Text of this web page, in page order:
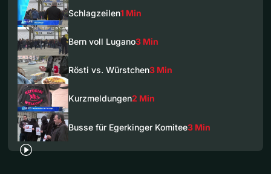
Schlagzeilen1 Min
Bern voll Lugano3 Min
Rösti vs. Würstchen3 Min
Kurzmeldungen2 Min
Busse für Egerkinger Komitee3 Min